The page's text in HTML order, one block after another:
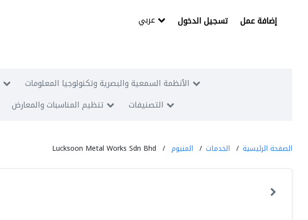
تسجيل الدخول إضافة عمل
الأنظمة السمعية والبصرية وتكنولوجيا المعلومات
تنظيم المناسبات والمعارض التصنيفات
الصفحة الرئيسية الخدمات المنيوم Lucksoon Metal Works Sdn Bhd